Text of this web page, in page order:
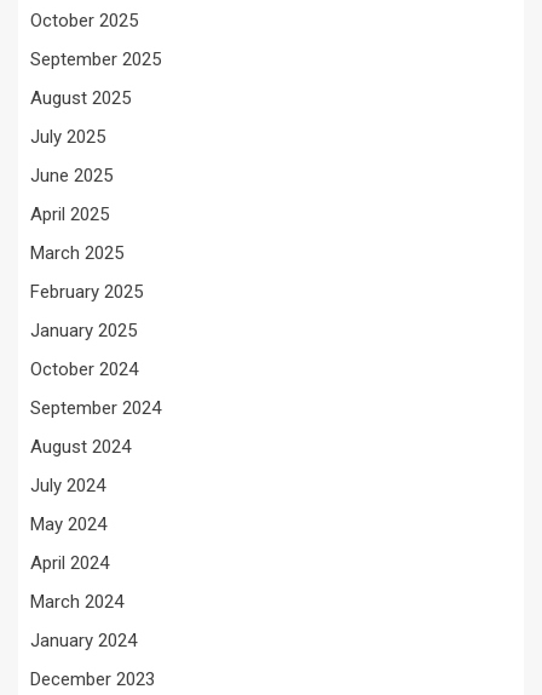
October 2025
September 2025
August 2025
July 2025
June 2025
April 2025
March 2025
February 2025
January 2025
October 2024
September 2024
August 2024
July 2024
May 2024
April 2024
March 2024
January 2024
December 2023